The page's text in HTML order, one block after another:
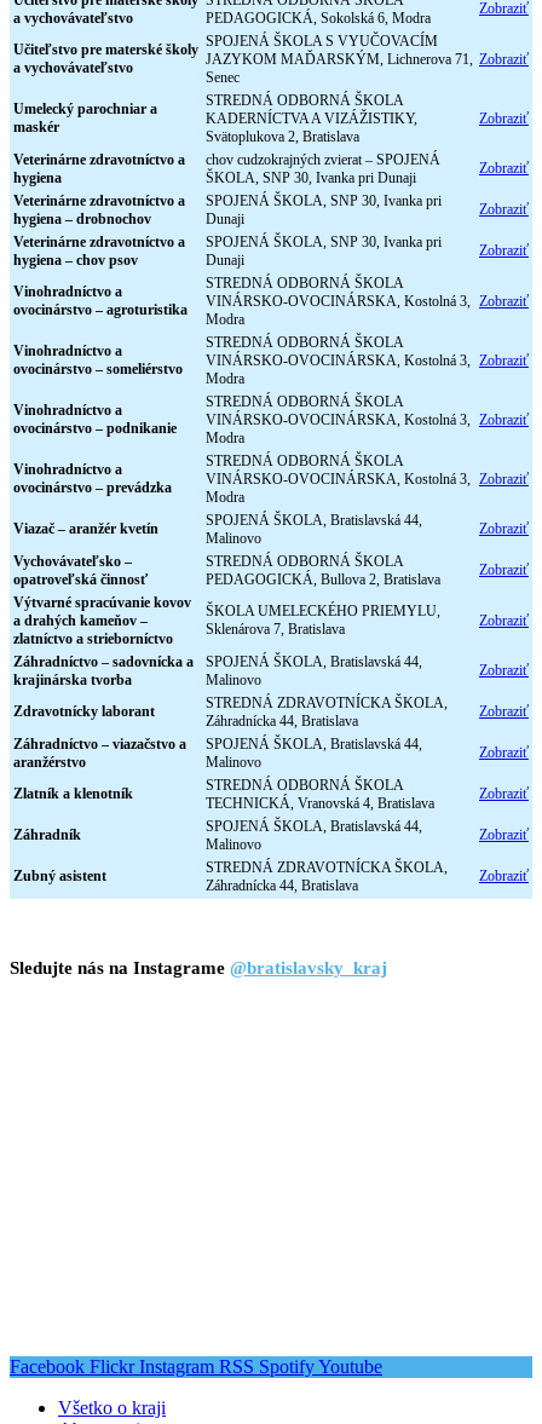
a vychovávateľstvo
PEDAGOGICKÁ, Sokolská 6, Modra
Zobraziť
Učiteľstvo pre materské školy
a vychovávateľstvo
SPOJENÁ ŠKOLA S VYUČOVACÍM
JAZYKOM MAĎARSKÝM, Lichnerova 71,
Senec
Zobraziť
Umelecký parochniar a
maskér
STREDNÁ ODBORNÁ ŠKOLA
KADERNÍCTVA A VIZÁŽISTIKY,
Svätoplukova 2, Bratislava
Zobraziť
Veterinárne zdravotníctvo a
hygiena
chov cudzokrajných zvierat – SPOJENÁ
ŠKOLA, SNP 30, Ivanka pri Dunaji
Zobraziť
Veterinárne zdravotníctvo a
hygiena – drobnochov
SPOJENÁ ŠKOLA, SNP 30, Ivanka pri
Dunaji
Zobraziť
Veterinárne zdravotníctvo a
hygiena – chov psov
SPOJENÁ ŠKOLA, SNP 30, Ivanka pri
Dunaji
Zobraziť
Vinohradníctvo a
ovocinárstvo – agroturistika
STREDNÁ ODBORNÁ ŠKOLA
VINÁRSKO-OVOCINÁRSKA, Kostolná 3,
Modra
Zobraziť
Vinohradníctvo a
ovocinárstvo – someliérstvo
STREDNÁ ODBORNÁ ŠKOLA
VINÁRSKO-OVOCINÁRSKA, Kostolná 3,
Modra
Zobraziť
Vinohradníctvo a
ovocinárstvo – podnikanie
STREDNÁ ODBORNÁ ŠKOLA
VINÁRSKO-OVOCINÁRSKA, Kostolná 3,
Modra
Zobraziť
Vinohradníctvo a
ovocinárstvo – prevádzka
STREDNÁ ODBORNÁ ŠKOLA
VINÁRSKO-OVOCINÁRSKA, Kostolná 3,
Modra
Zobraziť
Viazač – aranžér kvetín
SPOJENÁ ŠKOLA, Bratislavská 44,
Malinovo
Zobraziť
Vychovávateľsko –
opatroveľská činnosť
STREDNÁ ODBORNÁ ŠKOLA
PEDAGOGICKÁ, Bullova 2, Bratislava
Zobraziť
Výtvarné spracúvanie kovov
a drahých kameňov –
zlatníctvo a strieborníctvo
ŠKOLA UMELECKÉHO PRIEMYLU,
Sklenárova 7, Bratislava
Zobraziť
Záhradníctvo – sadovnícka a
krajinárska tvorba
SPOJENÁ ŠKOLA, Bratislavská 44,
Malinovo
Zobraziť
Zdravotnícky laborant
STREDNÁ ZDRAVOTNÍCKA ŠKOLA,
Záhradnícka 44, Bratislava
Zobraziť
Záhradníctvo – viazačstvo a
aranžérstvo
SPOJENÁ ŠKOLA, Bratislavská 44,
Malinovo
Zobraziť
Zlatník a klenotník
STREDNÁ ODBORNÁ ŠKOLA
TECHNICKÁ, Vranovská 4, Bratislava
Zobraziť
Záhradník
SPOJENÁ ŠKOLA, Bratislavská 44,
Malinovo
Zobraziť
Zubný asistent
STREDNÁ ZDRAVOTNÍCKA ŠKOLA,
Záhradnícka 44, Bratislava
Zobraziť
Sledujte nás na Instagrame @bratislavsky_kraj
Facebook Flickr Instagram RSS SpotifyYoutube
Všetko o kraji